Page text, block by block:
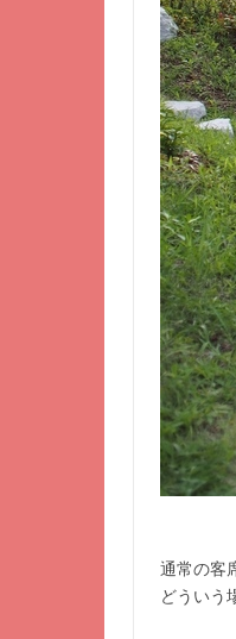
通常の客
どういう